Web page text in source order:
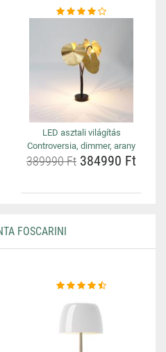
LED asztali világítás
Controversia, dimmer, arany
389990 Ft 384990 Ft
FOSCARINI